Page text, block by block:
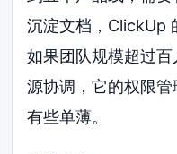
沉淀文档，ClickUp
如果团队规模超过
源协调，它的权限
有些单薄。